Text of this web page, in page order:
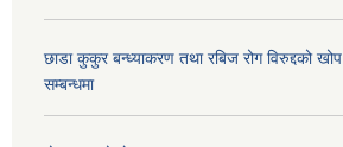
छाडा कुकुर बन्ध्याकरण तथा रबिज रोग विरुद्दको
सम्बन्धमा